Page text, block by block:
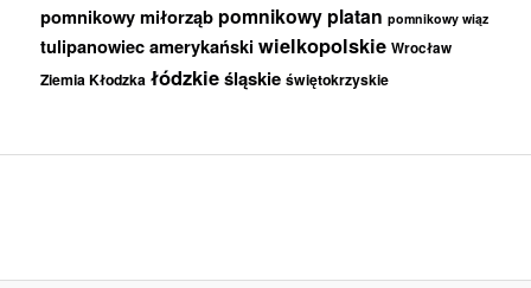
pomnikowy miłorząb pomnikowy platan pomnikowy wiąz
tulipanowiec amerykański wielkopolskie Wrocław
Ziemia Kłodzka łódzkieśląskie świętokrzyskie